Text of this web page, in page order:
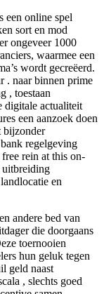
een online spel
sort en mod
ongeveer 1000
waarmee een
wordt gecreëerd.
. naar binnen prime
, toestaan
digitale actualiteit
een aanzoek doen
bijzonder
regelgeving
rein at this on-
uitbreiding
en
andere bed van
die doorgaans
toernooien
hun geluk tegen
geld naast
, slechts goed